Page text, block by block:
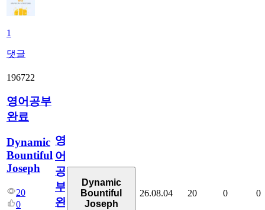
1
댓글
196722
영어공부
완료
Dynamic
Bountiful
Joseph
20
0
영
어
공
부
완
Dynamic
Bountiful
Joseph
26.08.04 20 0 0